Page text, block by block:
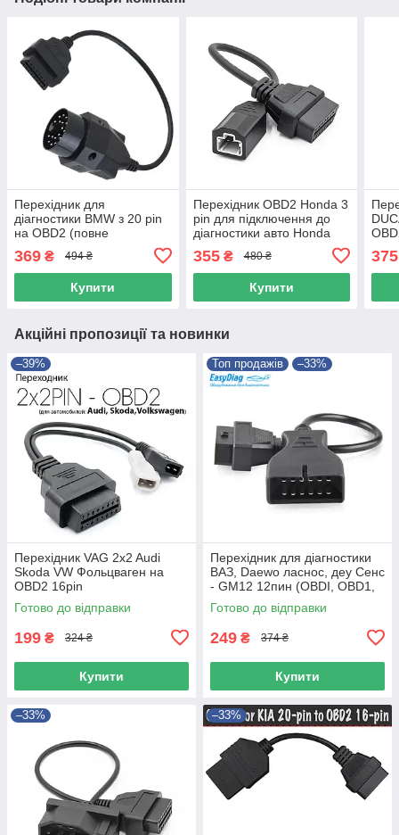
Перехідник для
діагностики BMW з 20 pin
на OBD2 (повне
розпінування) для Delphi,
autocom
369 ₴ 494 ₴
Купити
Перехідник OBD2 Honda 3
pin для підключення до
діагностики авто Honda
355₴ 480 ₴
Купити
375
Акційні пропозиції та новинки
–39%
Перехідник VAG 2x2 Audi
Skoda VW Фольцваген на
OBD2 16pin
Готово до відправки
199 ₴ 324 ₴
Купити
Топ продажів –33%
Перехідник для діагностики
ВАЗ, Daewo ласнос, деу Сенс
- GM12 12пин (OBDI, OBD1,
ЖМ12) на OBD2 16пин
Готово до відправки
249 ₴ 374 ₴
Купити
–33% –33%